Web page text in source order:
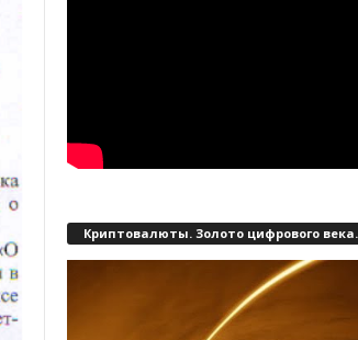
Криптовалюты. Золото цифрового века.